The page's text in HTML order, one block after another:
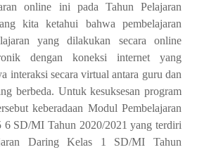
online ini pada Tahun Pelajaran
kita ketahui bahwa pembelajaran
yang dilakukan secara online
dengan koneksi internet yang
interaksi secara virtual antara guru dan
berbeda. Untuk kesuksesan program
keberadaan Modul Pembelajaran
SD/MI Tahun 2020/2021 yang terdiri
Daring Kelas 1 SD/MI Tahun